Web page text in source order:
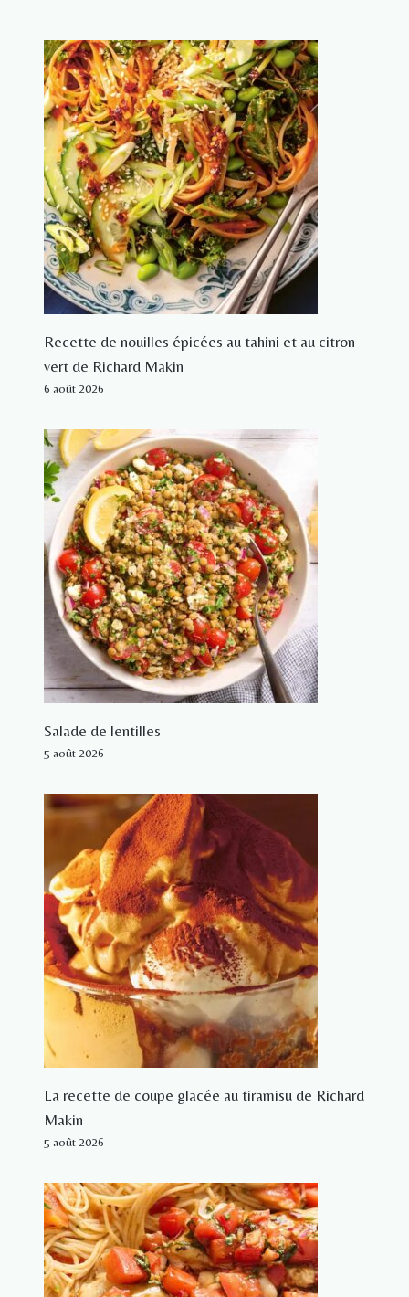
Recette de nouilles épicées au tahini et au citron
vert de Richard Makin
6 août 2026
Salade de lentilles
5 août 2026
La recette de coupe glacée au tiramisu de Richard
Makin
5 août 2026